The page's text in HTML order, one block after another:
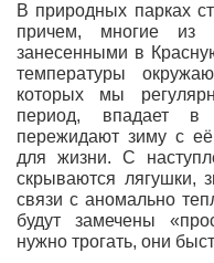
В природных парках
причем, многие из
занесенными в
температуры
которых мы
период, впадает
пережидают зиму с
для жизни. С
скрываются лягушки,
связи с аномально
будут замечены
нужно трогать, они